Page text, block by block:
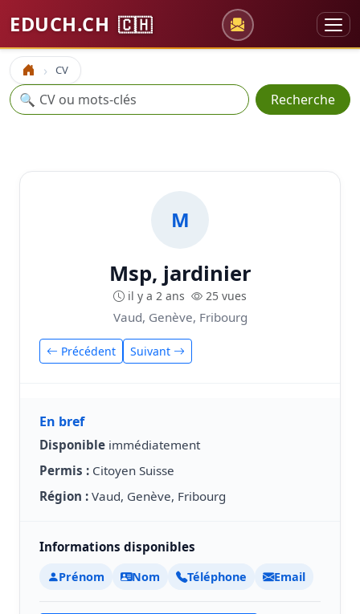
EDUCH.CH 🇨🇭
Accueil CV
Recherche
🔍 Recherche
M
Msp, jardinier
il y a 2 ans 25 vues
Vaud, Genève, Fribourg
Précédent Suivant
En bref
Disponible immédiatement
Permis : Citoyen Suisse
Région : Vaud, Genève, Fribourg
Informations disponibles
Prénom Nom Téléphone Email